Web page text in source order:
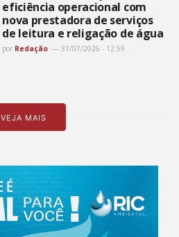
eficiência operacional com
nova prestadora de serviços
de leitura e religação de água
por Redação 31/07/2026 - 12:59
VEJA MAIS